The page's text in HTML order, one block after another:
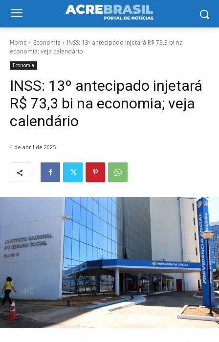
Home Economia
INSS: 13º antecipado injetará R$ 73,3 bi na
economia; veja calendário
Economia
INSS: 13º antecipado injetará
R$ 73,3 bi na economia; veja
calendário
4 de abril de 2025